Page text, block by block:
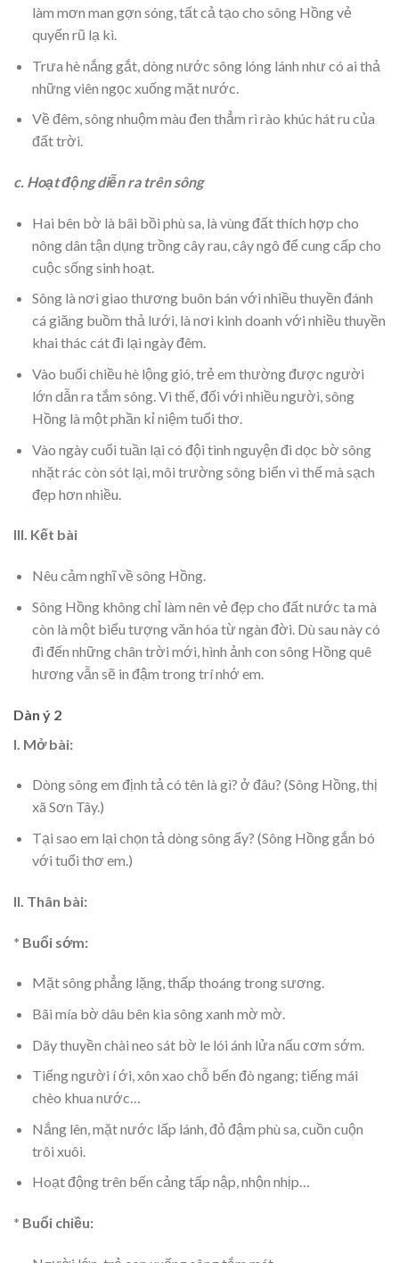
làm mơn man gợn sóng, tất cả tạo cho sông Hồng vẻ
quyến rũ lạ kì.
Trưa hè nắng gắt, dòng nước sông lóng lánh như có ai thả
những viên ngọc xuống mặt nước.
Về đêm, sông nhuộm màu đen thẳm rì rào khúc hát ru của
đất trời.
c. Hoạt động diễn ra trên sông
Hai bên bờ là bãi bồi phù sa, là vùng đất thích hợp cho
nông dân tận dụng trồng cây rau, cây ngô để cung cấp cho
cuộc sống sinh hoạt.
Sông là nơi giao thương buôn bán với nhiều thuyền đánh
cá giăng buồm thả lưới, là nơi kinh doanh với nhiều thuyền
khai thác cát đi lại ngày đêm.
Vào buổi chiều hè lộng gió, trẻ em thường được người
lớn dẫn ra tắm sông. Vì thế, đối với nhiều người, sông
Hồng là một phần kỉ niệm tuổi thơ.
Vào ngày cuối tuần lại có đội tình nguyện đi dọc bờ sông
nhặt rác còn sót lại, môi trường sông biển vì thế mà sạch
đẹp hơn nhiều.
III. Kết bài
Nêu cảm nghĩ về sông Hồng.
Sông Hồng không chỉ làm nên vẻ đẹp cho đất nước ta mà
còn là một biểu tượng văn hóa từ ngàn đời. Dù sau này có
đi đến những chân trời mới, hình ảnh con sông Hồng quê
hương vẫn sẽ in đậm trong trí nhớ em.
Dàn ý 2
I. Mở bài:
Dòng sông em định tả có tên là gì? ở đâu? (Sông Hồng, thị
xã Sơn Tây.)
Tại sao em lại chọn tả dòng sông ấy? (Sông Hồng gắn bó
với tuổi thơ em.)
II. Thân bài:
* Buổi sớm:
Mặt sông phẳng lặng, thấp thoáng trong sương.
Bãi mía bờ dâu bên kia sông xanh mờ mờ.
Dãy thuyền chài neo sát bờ le lói ánh lửa nấu cơm sớm.
Tiếng người í ới, xôn xao chỗ bến đò ngang; tiếng mái
chèo khua nước…
Nắng lên, mặt nước lấp lánh, đỏ đậm phù sa, cuồn cuộn
trôi xuôi.
Hoạt động trên bến cảng tấp nập, nhộn nhịp…
* Buổi chiều: